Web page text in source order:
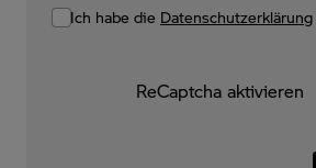
Ich habe die Datenschutzerklärung
ReCaptcha aktivieren